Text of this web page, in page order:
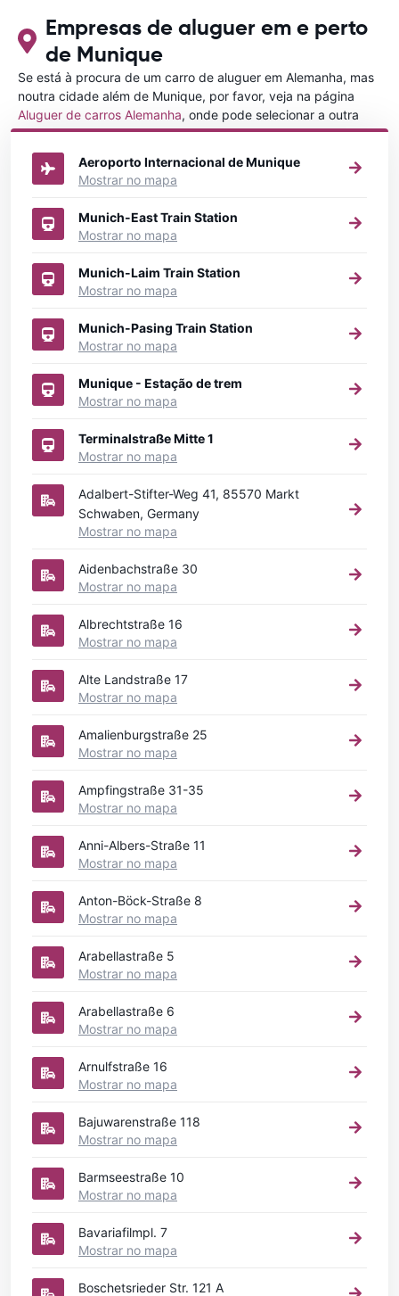
Empresas de aluguer em e perto
de Munique
Se está à procura de um carro de aluguer em Alemanha, mas
noutra cidade além de Munique, por favor, veja na página
Aluguer de carros Alemanha, onde pode selecionar a outra
cidade em Alemanha que gostaria de alugar um carro
Aeroporto Internacional de Munique
Mostrar no mapa
Munich-East Train Station
Mostrar no mapa
Munich-Laim Train Station
Mostrar no mapa
Munich-Pasing Train Station
Mostrar no mapa
Munique - Estação de trem
Mostrar no mapa
Terminalstraße Mitte 1
Mostrar no mapa
Adalbert-Stifter-Weg 41, 85570 Markt
Schwaben, Germany
Mostrar no mapa
Aidenbachstraße 30
Mostrar no mapa
Albrechtstraße 16
Mostrar no mapa
Alte Landstraße 17
Mostrar no mapa
Amalienburgstraße 25
Mostrar no mapa
Ampfingstraße 31-35
Mostrar no mapa
Anni-Albers-Straße 11
Mostrar no mapa
Anton-Böck-Straße 8
Mostrar no mapa
Arabellastraße 5
Mostrar no mapa
Arabellastraße 6
Mostrar no mapa
Arnulfstraße 16
Mostrar no mapa
Bajuwarenstraße 118
Mostrar no mapa
Barmseestraße 10
Mostrar no mapa
Bavariafilmpl. 7
Mostrar no mapa
Boschetsrieder Str. 121 A